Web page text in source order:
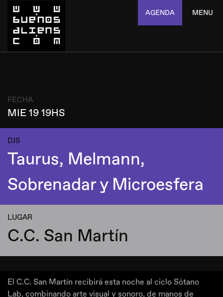
AGENDA MENU
FECHA
MIE 19 19HS
DJS
Taurus, Melmann,
Sobrenadar y Microesfera
LUGAR
C.C. San Martín
El C.C. San Martín recibirá esta noche al ciclo Sótano
Lab, combinando arte visual y sonoro, de manos de